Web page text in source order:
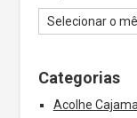
Categorias
Acolhe